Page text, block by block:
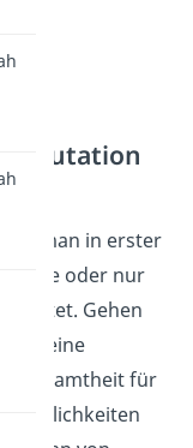
man in erster
oder nur
Gehen
nur eine
für
Möglichkeiten